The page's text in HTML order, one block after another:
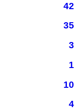
42
35
3
1
10
4